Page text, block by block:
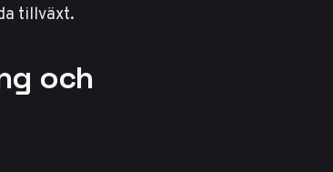
tillväxt.
och